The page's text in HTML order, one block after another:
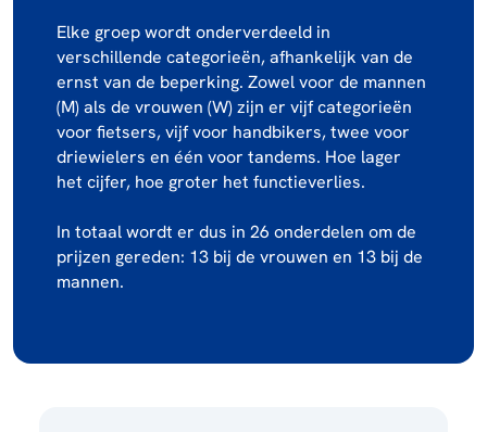
Elke groep wordt onderverdeeld in
verschillende categorieën, afhankelijk van de
ernst van de beperking. Zowel voor de mannen
(M) als de vrouwen (W) zijn er vijf categorieën
voor fietsers, vijf voor handbikers, twee voor
driewielers en één voor tandems. Hoe lager
het cijfer, hoe groter het functieverlies.
In totaal wordt er dus in 26 onderdelen om de
prijzen gereden: 13 bij de vrouwen en 13 bij de
mannen.